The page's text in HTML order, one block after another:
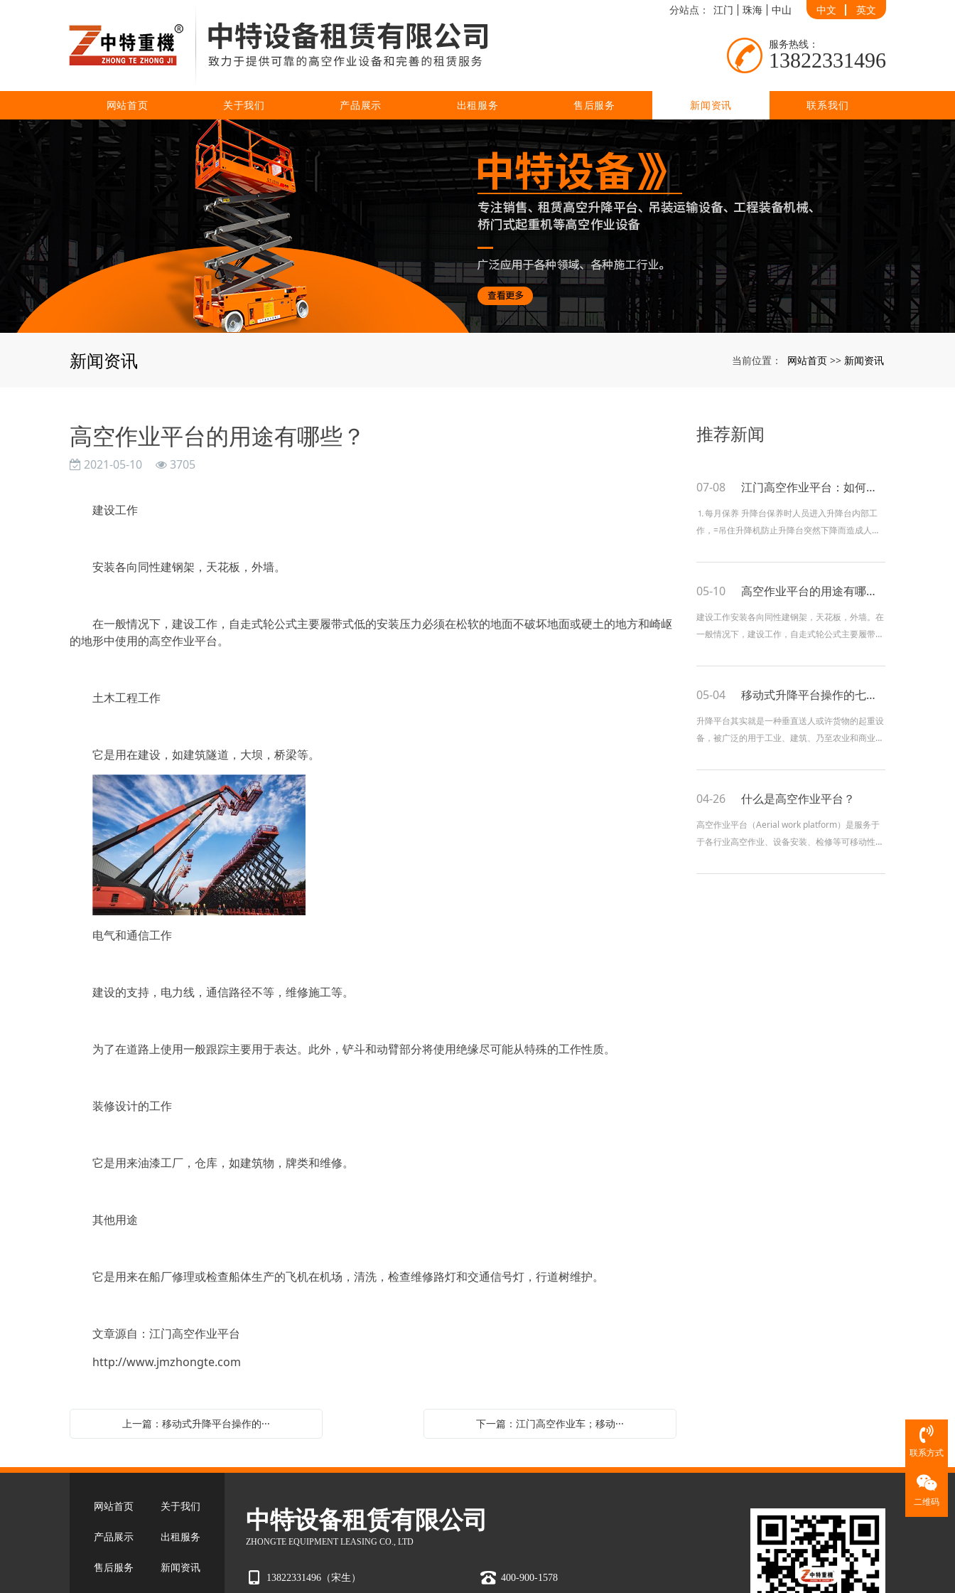
分站点： 江门 珠海 中山 中文 英文
服务热线：
13822331496
网站首页 关于我们 产品展示 出租服务 售后服务 新闻资讯 联系我们
新闻资讯 当前位置： 网站首页 >> 新闻资讯
高空作业平台的用途有哪些？
2021-05-10 3705
建设工作
安装各向同性建钢架，天花板，外墙。
在一般情况下，建设工作，自走式轮公式主要履带式低的安装压力必须在松软的地面不破坏地面或硬土的地方和崎岖
的地形中使用的高空作业平台。
土木工程工作
它是用在建设，如建筑隧道，大坝，桥梁等。
电气和通信工作
建设的支持，电力线，通信路径不等，维修施工等。
为了在道路上使用一般跟踪主要用于表达。此外，铲斗和动臂部分将使用绝缘尽可能从特殊的工作性质。
装修设计的工作
它是用来油漆工厂，仓库，如建筑物，牌类和维修。
其他用途
它是用来在船厂修理或检查船体生产的飞机在机场，清洗，检查维修路灯和交通信号灯，行道树维护。
文章源自：江门高空作业平台
http://www.jmzhongte.com
上一篇：移动式升降平台操作的··· 下一篇：江门高空作业车；移动···
推荐新闻
07-08 江门高空作业平台：如何保养升降机？
⒈每月保养 升降台保养时人员进入升降台内部工
作，=吊住升降机防止升降台突然下降而造成人员
轴承；臂架铰轴及轴承等润滑度和磨损情况； B.
检查液压油质和油位。
05-10 高空作业平台的用途有哪些？
建设工作安装各向同性建钢架，天花板，外墙。在
一般情况下，建设工作，自走式轮公式主要履带式
的地方和崎岖的地形中使用的高空作业平台。土木
等。 电气和通信工作建
05-04 移动式升降平台操作的七大注意事项
升降平台其实就是一种垂直送人或许货物的起重设
备，被广泛的用于工业、建筑、乃至农业和商业。
用到人类各个领域，运用到各行各业傍边，日常生
间以移动式升降平台用途较为广泛。移动式升降机
是高层建筑施工中重要设备，也
04-26 什么是高空作业平台？
高空作业平台（Aerial work platform）是服务于
于各行业高空作业、设备安装、检修等可移动性高
叉式高空作业平台、车载式高空作业平台、曲臂式
网站首页 关于我们
产品展示 出租服务
售后服务 新闻资讯
中特设备租赁有限公司
ZHONGTE EQUIPMENT LEASING CO., LTD
13822331496（宋生） 400-900-1578
联系方式
二维码